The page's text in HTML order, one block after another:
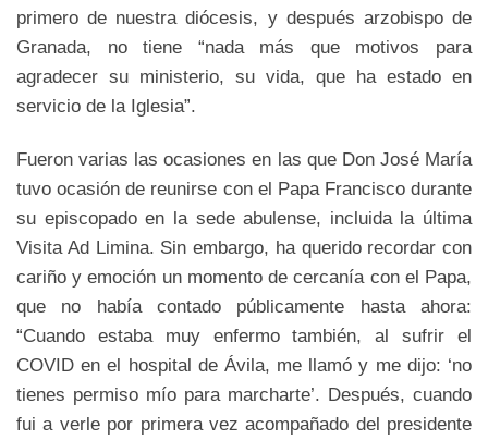
primero de nuestra diócesis, y después arzobispo de
Granada, no tiene “nada más que motivos para
agradecer su ministerio, su vida, que ha estado en
servicio de la Iglesia”.
Fueron varias las ocasiones en las que Don José María
tuvo ocasión de reunirse con el Papa Francisco durante
su episcopado en la sede abulense, incluida la última
Visita Ad Limina. Sin embargo, ha querido recordar con
cariño y emoción un momento de cercanía con el Papa,
que no había contado públicamente hasta ahora:
“Cuando estaba muy enfermo también, al sufrir el
COVID en el hospital de Ávila, me llamó y me dijo: ‘no
tienes permiso mío para marcharte’. Después, cuando
fui a verle por primera vez acompañado del presidente